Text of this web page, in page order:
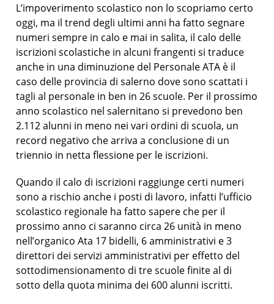
L’impoverimento scolastico non lo scopriamo certo
oggi, ma il trend degli ultimi anni ha fatto segnare
numeri sempre in calo e mai in salita, il calo delle
iscrizioni scolastiche in alcuni frangenti si traduce
anche in una diminuzione del Personale ATA è il
caso delle provincia di salerno dove sono scattati i
tagli al personale in ben in 26 scuole. Per il prossimo
anno scolastico nel salernitano si prevedono ben
2.112 alunni in meno nei vari ordini di scuola, un
record negativo che arriva a conclusione di un
triennio in netta flessione per le iscrizioni.
Quando il calo di iscrizioni raggiunge certi numeri
sono a rischio anche i posti di lavoro, infatti l’ufficio
scolastico regionale ha fatto sapere che per il
prossimo anno ci saranno circa 26 unità in meno
nell’organico Ata 17 bidelli, 6 amministrativi e 3
direttori dei servizi amministrativi per effetto del
sottodimensionamento di tre scuole finite al di
sotto della quota minima dei 600 alunni iscritti.